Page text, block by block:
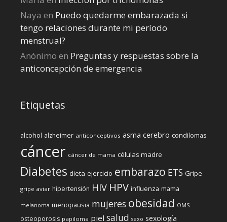
Naya en Puedo quedarme embarazada si
tengo relaciones durante mi perí­odo
menstrual?
Anónimo en Preguntas y respuestas sobre la
anticoncepción de emergencia
Etiquetas
alcohol alzheimer anticonceptivos asma cerebro condilomas
cáncer cáncer de mama células madre
Diabetes dieta ejercicio embarazo ETS Gripe
gripe aviar hipertensión HIV HPV influenza mama
melanoma menopausia mujeres obesidad OMS
osteoporosis papiloma piel salud sexo sexología